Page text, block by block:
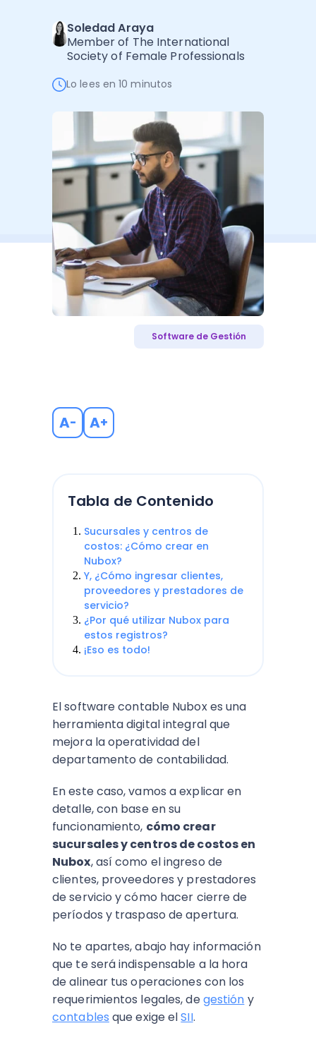
Administración Empresarial
Ver todo
Software Factura y Administración
Ver Todo
Soledad Araya
Member of The International
Society of Female Professionals
Lo lees en 10 minutos
Software de Gestión
A- A+
Tabla de Contenido
Sucursales y centros de
costos: ¿Cómo crear en
Nubox?
Y, ¿Cómo ingresar clientes,
proveedores y prestadores de
servicio?
¿Por qué utilizar Nubox para
estos registros?
¡Eso es todo!
Elsoftware contable Nubox es una
herramienta digital integral que
mejora la operatividad del
departamento de contabilidad.
En este caso, vamos a explicar en
detalle, con base en su
funcionamiento, cómo crear
sucursales y centros de costos en
Nubox, así como el ingreso de
clientes, proveedores y prestadores
de servicio y cómo hacer cierre de
períodos y traspaso de apertura.
No te apartes, abajo hay información
que te será indispensable a la hora
de alinear tus operaciones con los
requerimientos legales, degestión y
contables que exige elSII.